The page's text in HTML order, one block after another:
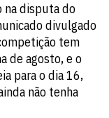
na disputa do
divulgado
tem
de agosto, e o
para o dia 16,
não tenha